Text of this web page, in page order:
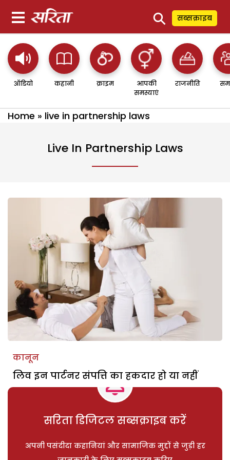
⚲ सब्सक्राइब
ऑडियो कहानी क्राइम
आपकी
समस्याएं
राजनीति
Home » live in partnership laws
Live In Partnership Laws
कानून
लिव इन पार्टनर संपत्ति का हकदार हो या नहीं
सरिता डिजिटल सब्सक्राइब करें
अपनी पसंदीदा कहानियां और सामाजिक मुद्दों से जुड़ी हर